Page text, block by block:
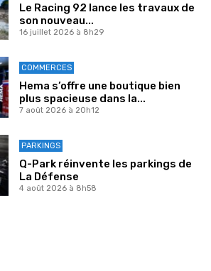
Le Racing 92 lance les travaux de
son nouveau...
16 juillet 2026 à 8h29
COMMERCES
Hema s’offre une boutique bien
plus spacieuse dans la...
7 août 2026 à 20h12
PARKINGS
Q-Park réinvente les parkings de
La Défense
4 août 2026 à 8h58